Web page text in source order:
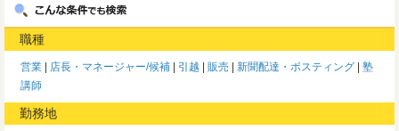
職種
営業 店長・マネージャー/候補 引越 販売 新聞配達・ポスティング
塾
講師
勤務地